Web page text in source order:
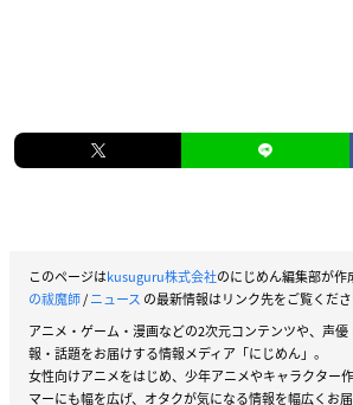
このページはkusuguru株式会社のにじめん編集部が作
の祓魔師/ニュース の最新情報はリンク先をご覧くださ
アニメ・ゲーム・漫画などの2次元コンテンツや、声
報・話題をお届けする情報メディア「にじめん」。
女性向けアニメをはじめ、少年アニメやキャラクター
マーにも幅を広げ、オタクが気になる情報を幅広くお届